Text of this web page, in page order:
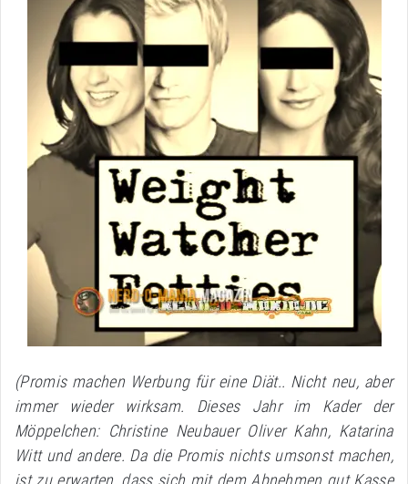
(Promis machen Werbung für eine Diät.. Nicht neu, aber
immer wieder wirksam. Dieses Jahr im Kader der
Möppelchen: Christine Neubauer Oliver Kahn, Katarina
Witt und andere. Da die Promis nichts umsonst machen,
ist zu erwarten, dass sich mit dem Abnehmen gut Kasse